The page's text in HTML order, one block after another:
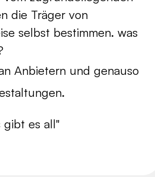
die Träger von
selbst bestimmen. was
Anbietern und genauso
gibt es all"